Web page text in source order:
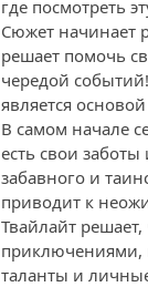
где посмотреть
Сюжет начинает
решает помочь
чередой
является
В самом начале
есть свои
забавного и
приводит к
Твайлайт
приключениями,
таланты и